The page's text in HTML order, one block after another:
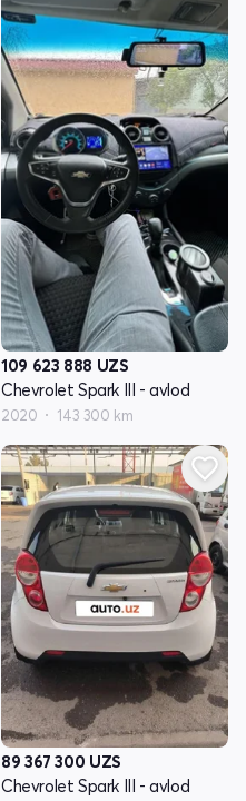
109 623 888 UZS
Chevrolet Spark III - avlod
2020 143 300 km
89 367 300 UZS
Chevrolet Spark III - avlod